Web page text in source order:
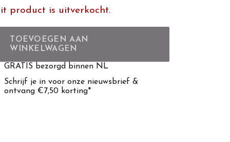
product is uitverkocht.
TOEVOEGEN AAN
WINKELWAGEN
GRATIS bezorgd binnen NL
Schrijf je in voor onze nieuwsbrief &
ontvang €7,50 korting*